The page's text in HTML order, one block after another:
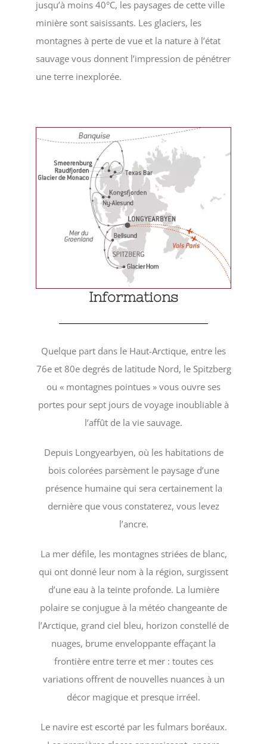
jusqu’à moins 40°C, les paysages de cette ville
minière sont saisissants. Les glaciers, les
montagnes à perte de vue et la nature à l’état
sauvage vous donnent l’impression de pénétrer
une terre inexplorée.
Informations
Quelque part dans le Haut-Arctique, entre les
76e et 80e degrés de latitude Nord, le Spitzberg
ou « montagnes pointues » vous ouvre ses
portes pour sept jours de voyage inoubliable à
l’affût de la vie sauvage.
Depuis Longyearbyen, où les habitations de
bois colorées parsèment le paysage d’une
présence humaine qui sera certainement la
dernière que vous constaterez, vous levez
l’ancre.
La mer défile, les montagnes striées de blanc,
qui ont donné leur nom à la région, surgissent
d’une eau à la teinte profonde. La lumière
polaire se conjugue à la météo changeante de
l’Arctique, grand ciel bleu, horizon constellé de
nuages, brume enveloppante effaçant la
frontière entre terre et mer : toutes ces
variations offrent de nouvelles nuances à un
décor magique et presque irréel.
Le navire est escorté par les fulmars boréaux.